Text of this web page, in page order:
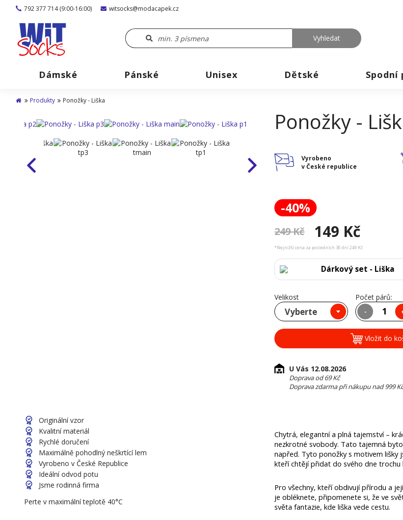
792 377 714 (9:00-16:00) witsocks@modacapek.cz
Dámské Pánské Unisex Dětské Spodní
Produkty Ponožky - Liška
Ponožky -
Vyrobeno
v České republice
-40%
249 Kč 149 Kč
*Nejnižší cena za posledních 30 dní 249 Kč
Dárkový set - Liška
Velikost
Vyberte
Počet párů:
-
Vložit do
U Vás 12.08.2026
Doprava od 69 Kč
Doprava zdarma při nákupu nad 999
Originální vzor
Kvalitní materiál
Rychlé doručení
Maximálně pohodlný neškrtící lem
Vyrobeno v České Republice
Ideální odvod potu
Jsme rodinná firma
Perte v maximální teplotě 40°C
Chytrá, elegantní a plná tajemství –
nezkrotné svobody. Tato tajemná
napřed. Tyto ponožky s motivem
kteří chtějí přidat do svého dne trochu
Pro všechny, kteří obdivují přírodu a
je obléknete, připomenete si, že ve
světa fantazie, kde liška vede cestu.